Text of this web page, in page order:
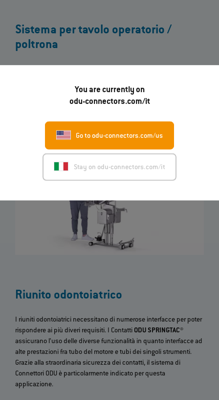
You are currently on
odu-connectors.com/it
Go to odu-connectors.com/us
Stay on odu-connectors.com/it
Sistema per tavolo operatorio /
poltrona
massima sicurezza a prova di guasto e l’efficienza costante sono
essenziali. Grazie alla loro affidabilità e lunga durata nonché
connessione perfetta fra tavolo e caricabatterie.
Riunito odontoiatrico
I riuniti odontoiatrici necessitano di numerose interfacce per poter
rispondere ai più diveri requisiti. I Contatti ODU SPRINGTAC®
assicurano l’uso delle diverse funzionalità in quanto interfacce ad
alte prestazioni fra tubo del motore e tubi dei singoli strumenti.
Grazie alla straordinaria sicurezza dei contatti, il sistema di
Connettori ODU è particolarmente indicato per questa
applicazione.